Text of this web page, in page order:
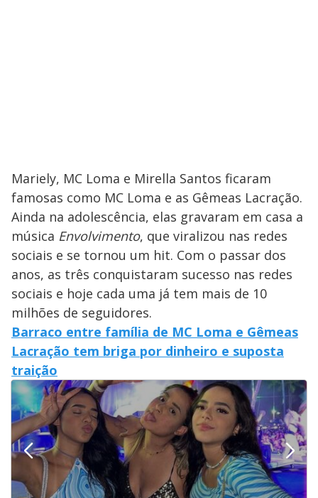
Mariely, MC Loma e Mirella Santos ficaram
famosas como MC Loma e as Gêmeas Lacração.
Ainda na adolescência, elas gravaram em casa a
música Envolvimento, que viralizou nas redes
sociais e se tornou um hit. Com o passar dos
anos, as três conquistaram sucesso nas redes
sociais e hoje cada uma já tem mais de 10
milhões de seguidores.
Barraco entre família de MC Loma e Gêmeas
Lacração tem briga por dinheiro e suposta
traição